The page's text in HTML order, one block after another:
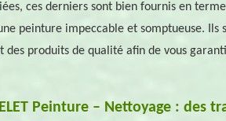
ces derniers sont bien fournis en
peinture impeccable et somptueuse. Ils
des produits de qualité afin de vous
Peinture – Nettoyage : des